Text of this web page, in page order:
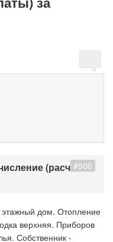
#506
(расчет
этажный дом. Отопление
верхняя. Приборов
Собственник -